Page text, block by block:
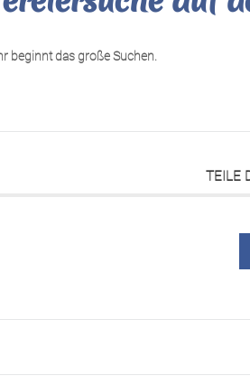
beginnt das große Suchen.
TEILE